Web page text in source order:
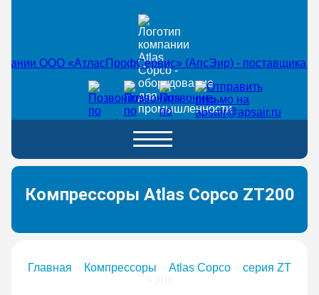
Компрессоры Atlas Copco ZT200
Главная Компрессоры Atlas Copco
серия ZT